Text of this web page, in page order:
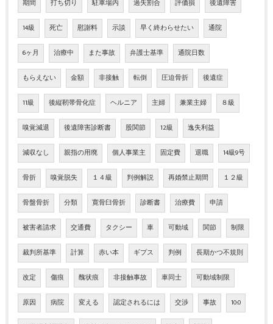
期間 打ち切り 駐車場内 過失割合 評価損 後遺障害
14級 死亡 慰謝料 示談 早く終わらせたい 通院
6ヶ月 治療中 また事故 弁護士基準 通院日数
もらえない 金額 非接触 転倒 圧迫骨折 後遺症
11級 後縦靭帯骨化症 ヘルニア 主婦 兼業主婦 ８級
嗅覚減退 後遺障害診断書 股関節 12級 逸失利益
減収なし 親指の用廃 個人事業主 固定費 退職 14級9号
骨折 嗅覚脱失 １４級 判例解説 再婚禁止期間 １２級
骨盤骨折 分類 寛骨臼骨折 診断書 治療費 申請
被害者請求 交通費 タクシー 車 可動域 関節 制限
裁判所基準 計算 赤い本 ギプス 判例 長期かつ不規則
改定 傷痕 醜状痕 非接触事故 車同士 可動域制限
原因 病院 変える 認定されるには 交渉 事故 10:0